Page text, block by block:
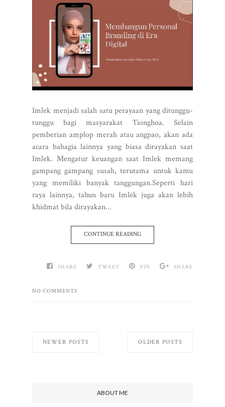
Imlek menjadi salah satu perayaan yang ditunggu-
tunggu bagi masyarakat Tionghoa. Selain
pemberian amplop merah atau angpao, akan ada
acara bahagia lainnya yang biasa dirayakan saat
Imlek. Mengatur keuangan saat Imlek memang
gampang gampang susah, terutama untuk kamu
yang memiliki banyak tanggungan.Seperti hari
raya lainnya, tahun baru Imlek juga akan lebih
khidmat bila dirayakan...
CONTINUE READING
SHARE TWEET PIN SHARE
NO COMMENTS
NEWER POSTS OLDER POSTS
ABOUT ME